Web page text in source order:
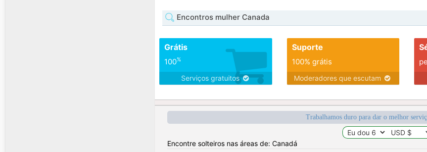
Encontros mulher Canada
Grátis
100%
Serviços gratuitos
Suporte
100% grátis
Moderadores que escutam
Trabalhamos duro para dar o melhor
Encontre solteiros nas áreas de: Canadá